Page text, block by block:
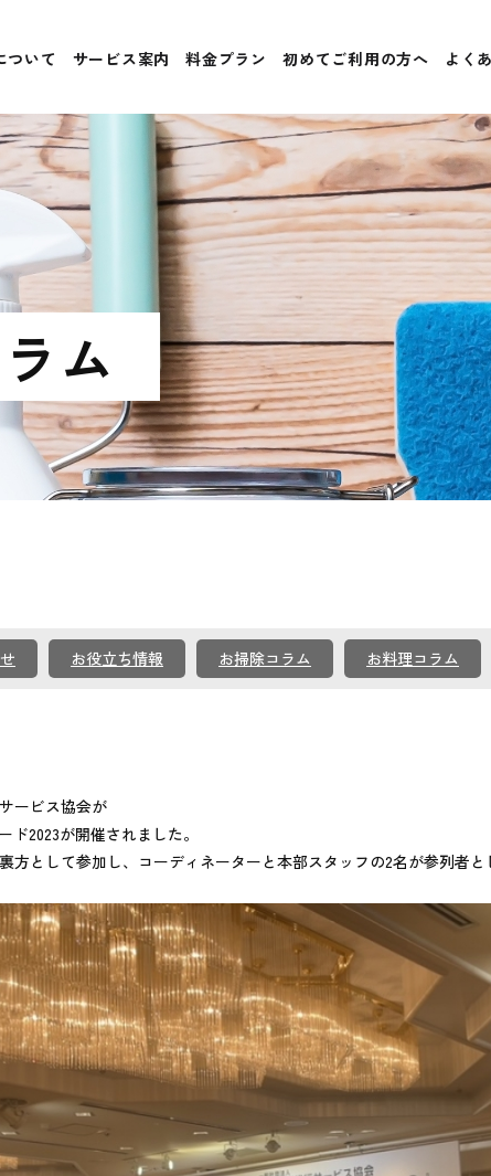
ついて サービス案内 料金プラン 初めてご利用の方へ よく
ム
お役立ち情報 お掃除コラム お料理コラム
ービス協会が
2023が開催されました。
として参加し、コーディネーターと本部スタッフの2名が参列者と